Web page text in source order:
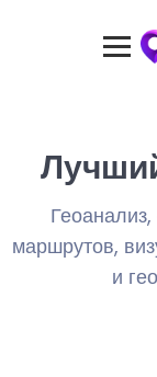
маршрутов,
и